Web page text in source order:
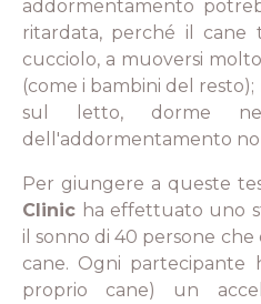
addormentamento
ritardata, perché il cane
cucciolo, a muoversi
(come i bambini del resto);
sul letto, dorme
dell'addormentamento
Per giungere a queste
Clinic ha effettuato uno
il sonno di 40 persone
cane. Ogni partecipante
proprio cane) un